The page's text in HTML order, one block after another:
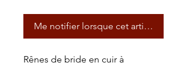
Me notifier lorsque cet article est
Rênes de bride en cuir à